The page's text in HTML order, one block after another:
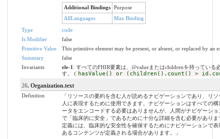
Additional Bindings
Purpose
AllLanguages
Max Binding
Type
code
Is Modifier
false
Primitive Value
This primitive element may be present, or absent, or replaced by an
Summary
false
Invariants
ele-1 : すべてのFHIR要素は、@valueまたはchildrenを持っている
す。 ( hasValue() or (children().count() >
26. Organization.text
Definition
「リソースの要約を含む人が読めるナビゲーションであり、リ
人に表現するために使用できます。ナビゲーションはすべての
ータをエンコードする必要はありませんが、人間がナビゲーショ
で「臨床的に安全」であるために十分な詳細を含む必要がありま
定義には、臨床的な安全性を確保するためにナビゲーションで表
あるコンテンツが定義される場合があります。」